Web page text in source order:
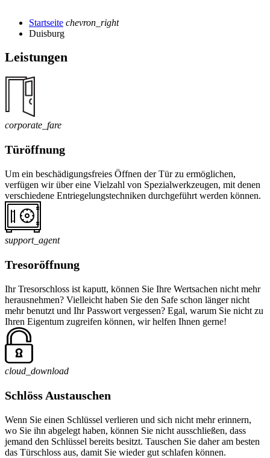
Startseite chevron_right
Duisburg
Leistungen
corporate_fare
Türöffnung
Um ein beschädigungsfreies Öffnen der Tür zu ermöglichen,
verfügen wir über eine Vielzahl von Spezialwerkzeugen, mit denen
verschiedene Entriegelungstechniken durchgeführt werden können.
support_agent
Tresoröffnung
Ihr Tresorschloss ist kaputt, können Sie Ihre Wertsachen nicht mehr
herausnehmen? Vielleicht haben Sie den Safe schon länger nicht
mehr benutzt und Ihr Passwort vergessen? Egal, warum Sie nicht zu
Ihren Eigentum zugreifen können, wir helfen Ihnen gerne!
cloud_download
Schlöss Austauschen
Wenn Sie einen Schlüssel verlieren und sich nicht mehr erinnern,
wo Sie ihn abgelegt haben, können Sie nicht ausschließen, dass
jemand den Schlüssel bereits besitzt. Tauschen Sie daher am besten
das Türschloss aus, damit Sie wieder gut schlafen können.